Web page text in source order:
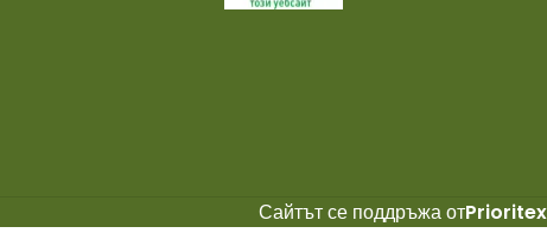
Сайтът се поддръжа отPrioritex